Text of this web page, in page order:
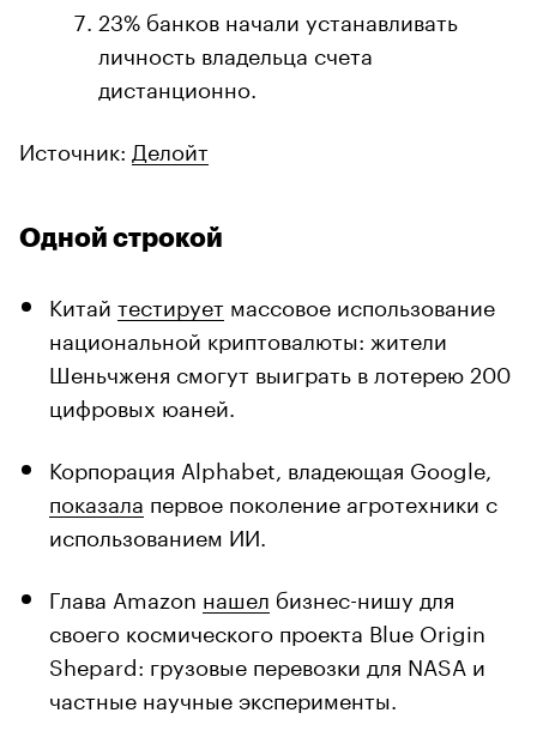
23% банков начали устанавливать
личность владельца счета
дистанционно.
Источник: Делойт
Одной строкой
Китай тестирует массовое использование
национальной криптовалюты: жители
Шеньчженя смогут выиграть в лотерею 200
цифровых юаней.
Корпорация Alphabet, владеющая Google,
показала первое поколение агротехники с
использованием ИИ.
Глава Amazon нашел бизнес-нишу для
своего космического проекта Blue Origin
Shepard: грузовые перевозки для NASA и
частные научные эксперименты.